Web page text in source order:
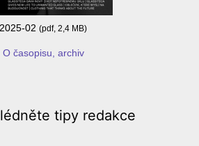
2025-02 (pdf, 2,4 MB)
O časopisu, archiv
tipy redakce